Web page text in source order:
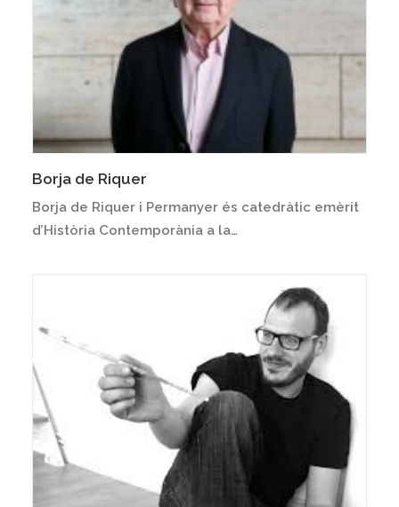
Borja de Riquer
Borja de Riquer i Permanyer és catedràtic emèrit
d’Història Contemporània a la…